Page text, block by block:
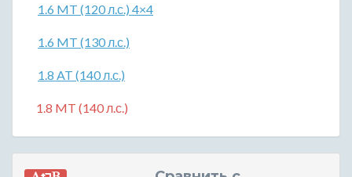
1.6 MT (120 л.с.) 4×4
1.6 MT (130 л.с.)
1.8 AT (140 л.с.)
1.8 MT (140 л.с.)